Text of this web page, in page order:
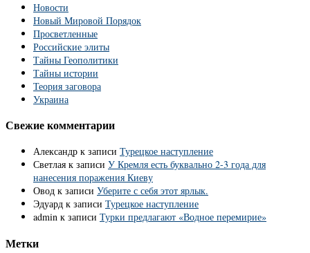
Новости
Новый Мировой Порядок
Просветленные
Российские элиты
Тайны Геополитики
Тайны истории
Теория заговора
Украина
Свежие комментарии
Александр к записи Турецкое наступление
Светлая к записи У Кремля есть буквально 2-3 года для
нанесения поражения Киеву
Овод к записи Уберите с себя этот ярлык.
Эдуард к записи Турецкое наступление
admin к записи Турки предлагают «Водное перемирие»
Метки